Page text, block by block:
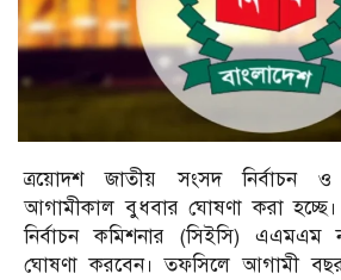
ত্রয়োদশ জাতীয় সংসদ নির্বাচন
আগামীকাল বুধবার ঘোষণা করা হচ্ছে।
নির্বাচন কমিশনার (সিইসি) এএমএম
ঘোষণা করবেন। তফসিলে আগামী বছর